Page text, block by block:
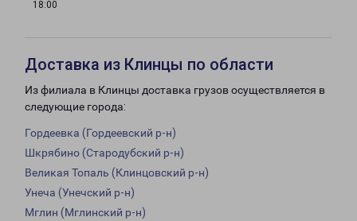
18:00
Доставка из Клинцы по области
Из филиала в Клинцы доставка грузов осуществляется в
следующие города:
Гордеевка (Гордеевский р-н)
Шкрябино (Стародубский р-н)
Великая Топаль (Клинцовский р-н)
Унеча (Унечский р-н)
Мглин (Мглинский р-н)